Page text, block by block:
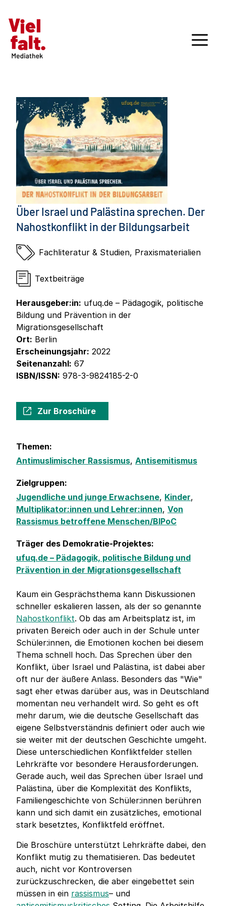
Über Israel und Palästina sprechen. Der
Nahostkonflikt in der Bildungsarbeit
Fachliteratur & Studien, Praxismaterialien
Textbeiträge
Herausgeber:in: ufuq.de – Pädagogik, politische
Bildung und Prävention in der
Migrationsgesellschaft
Ort: Berlin
Erscheinungsjahr: 2022
Seitenanzahl: 67
ISBN/ISSN: 978-3-9824185-2-0
Zur Broschüre
Themen:
Antimuslimischer Rassismus, Antisemitismus
Zielgruppen:
Jugendliche und junge Erwachsene, Kinder,
Multiplikator:innen und Lehrer:innen, Von
Rassismus betroffene Menschen/BIPoC
Träger des Demokratie-Projektes:
ufuq.de – Pädagogik, politische Bildung und
Prävention in der Migrationsgesellschaft
Kaum ein Gesprächsthema kann Diskussionen
schneller eskalieren lassen, als der so genannte
Nahostkonflikt. Ob das am Arbeitsplatz ist, im
privaten Bereich oder auch in der Schule unter
Schüler:innen, die Emotionen kochen bei diesem
Thema schnell hoch. Das Sprechen über den
Konflikt, über Israel und Palästina, ist dabei aber
oft nur der äußere Anlass. Besonders das "Wie"
sagt eher etwas darüber aus, was in Deutschland
momentan neu verhandelt wird. So geht es oft
mehr darum, wie die deutsche Gesellschaft das
eigene Selbstverständnis definiert oder auch wie
sie weiter mit der deutschen Geschichte umgeht.
Diese unterschiedlichen Konfliktfelder stellen
Lehrkräfte vor besondere Herausforderungen.
Gerade auch, weil das Sprechen über Israel und
Palästina, über die Komplexität des Konflikts,
Familiengeschichte von Schüler:innen berühren
kann und sich damit ein zusätzliches, emotional
stark besetztes, Konfliktfeld eröffnet.
Die Broschüre unterstützt Lehrkräfte dabei, den
Konflikt mutig zu thematisieren. Das bedeutet
auch, nicht vor Kontroversen
zurückzuschrecken, die aber eingebettet sein
müssen in ein rassismus– und